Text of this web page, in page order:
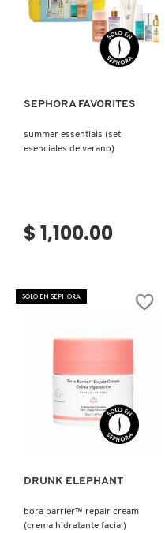
SKIN 1004
SOL DE JANEIRO
TONYMOLY
TRULY BEAUTY
Ver más
SEPHORA FAVORITES
summer essentials (set
esenciales de verano)
$ 1,100.00
SOLO EN SEPHORA
Ver más
DRUNK ELEPHANT
bora barrier™ repair cream
(crema hidratante facial)